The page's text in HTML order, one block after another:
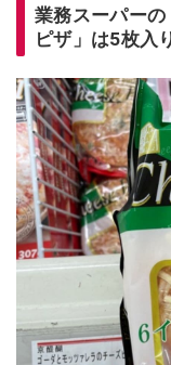
業務スーパー
ピザ」は5枚入